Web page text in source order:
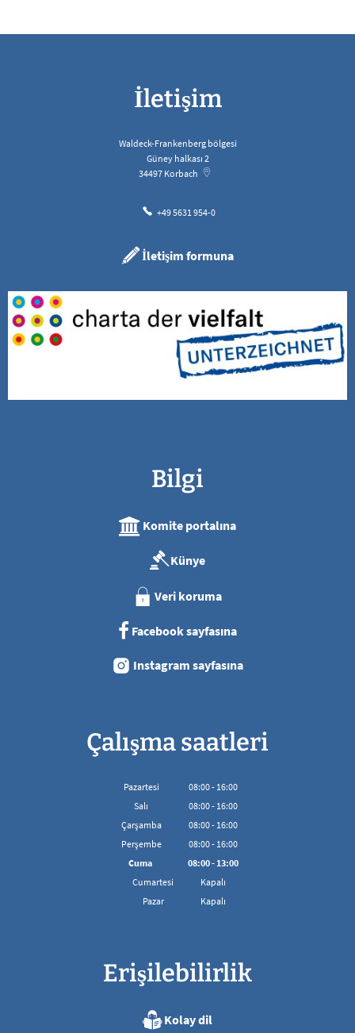
İletişim
Waldeck-Frankenberg bölgesi
Güney halkası 2
34497 Korbach
+49 5631 954-0
İletişim formuna
Bilgi
Komite portalına
Künye
Veri koruma
Facebook sayfasına
Instagram sayfasına
Çalışma saatleri
Pazartesi 08:00- 16:00
08:00'den 16:00'ya kadar
Salı 08:00- 16:00
08:00'den 16:00'ya kadar
Çarşamba 08:00- 16:00
08:00'den 16:00'ya kadar
Perşembe 08:00- 16:00
08:00'den 16:00'ya kadar
Cuma 08:00-13:00
08:00 - 13:00 arası
Cumartesi
Kapalı
Pazar
Kapalı
Erişilebilirlik
Kolay dil